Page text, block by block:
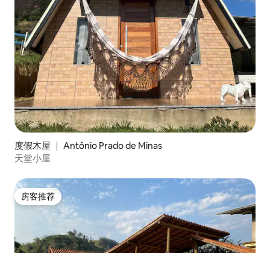
度假木屋 ｜ Antônio Prado de Minas
天堂小屋
房客推荐
房客推荐